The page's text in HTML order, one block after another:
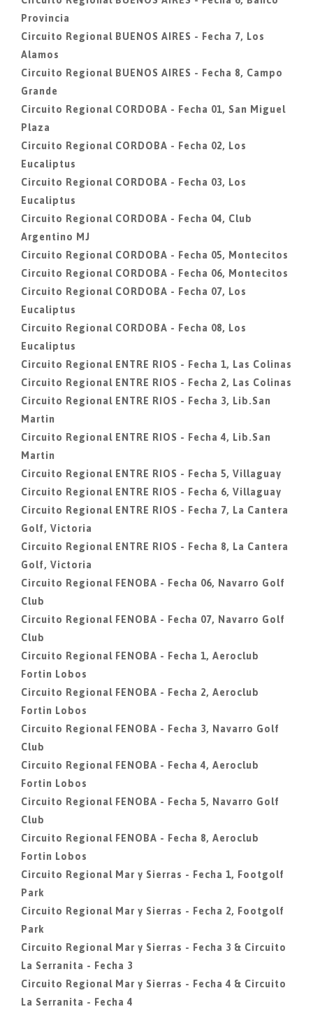
Provincia
Circuito Regional BUENOS AIRES - Fecha 7, Los
Alamos
Circuito Regional BUENOS AIRES - Fecha 8, Campo
Grande
Circuito Regional CORDOBA - Fecha 01, San Miguel
Plaza
Circuito Regional CORDOBA - Fecha 02, Los
Eucaliptus
Circuito Regional CORDOBA - Fecha 03, Los
Eucaliptus
Circuito Regional CORDOBA - Fecha 04, Club
Argentino MJ
Circuito Regional CORDOBA - Fecha 05, Montecitos
Circuito Regional CORDOBA - Fecha 06, Montecitos
Circuito Regional CORDOBA - Fecha 07, Los
Eucaliptus
Circuito Regional CORDOBA - Fecha 08, Los
Eucaliptus
Circuito Regional ENTRE RIOS - Fecha 1, Las Colinas
Circuito Regional ENTRE RIOS - Fecha 2, Las Colinas
Circuito Regional ENTRE RIOS - Fecha 3, Lib.San
Martin
Circuito Regional ENTRE RIOS - Fecha 4, Lib.San
Martin
Circuito Regional ENTRE RIOS - Fecha 5, Villaguay
Circuito Regional ENTRE RIOS - Fecha 6, Villaguay
Circuito Regional ENTRE RIOS - Fecha 7, La Cantera
Golf, Victoria
Circuito Regional ENTRE RIOS - Fecha 8, La Cantera
Golf, Victoria
Circuito Regional FENOBA - Fecha 06, Navarro Golf
Club
Circuito Regional FENOBA - Fecha 07, Navarro Golf
Club
Circuito Regional FENOBA - Fecha 1, Aeroclub
Fortin Lobos
Circuito Regional FENOBA - Fecha 2, Aeroclub
Fortin Lobos
Circuito Regional FENOBA - Fecha 3, Navarro Golf
Club
Circuito Regional FENOBA - Fecha 4, Aeroclub
Fortin Lobos
Circuito Regional FENOBA - Fecha 5, Navarro Golf
Club
Circuito Regional FENOBA - Fecha 8, Aeroclub
Fortin Lobos
Circuito Regional Mar y Sierras - Fecha 1, Footgolf
Park
Circuito Regional Mar y Sierras - Fecha 2, Footgolf
Park
Circuito Regional Mar y Sierras - Fecha 3 & Circuito
La Serranita - Fecha 3
Circuito Regional Mar y Sierras - Fecha 4 & Circuito
La Serranita - Fecha 4